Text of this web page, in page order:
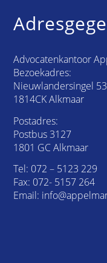
Advocatenkantoor
Bezoekadres:
Nieuwlandersingel 53
1814CK Alkmaar
Postadres:
Postbus 3127
1801 GC Alkmaar
Tel: 072 – 5123 229
Fax: 072- 5157 264
Email: